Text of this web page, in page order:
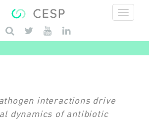
Saisissez vos mots-clés
interactions drive
dynamics of antibiotic